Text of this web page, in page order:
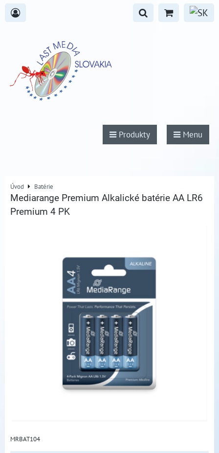
Produkty Menu
Úvod Batérie
Mediarange Premium Alkalické batérie AA LR6
Premium 4 PK
MRBAT104